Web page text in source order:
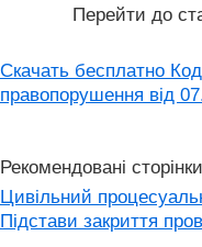
Перейти до
Скачать бесплатно
правопорушення вiд
Рекомендовані сторінки
Цивільний
Підстави закриття